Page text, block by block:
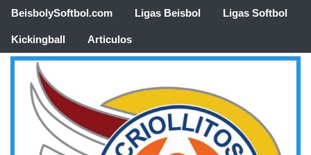
BeisbolySoftbol.com Ligas Beisbol Ligas Softbol
Kickingball Articulos